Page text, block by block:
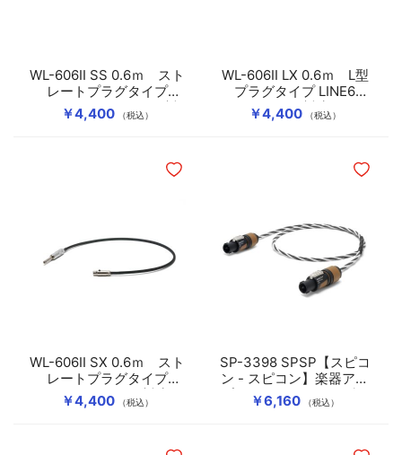
￥4,400 （税込）
WL-606II SS 0.6ｍ スト
レートプラグタイプ
LINE6 G30/G70/G75対
応
￥4,400 （税込）
WL-606II LX 0.6ｍ L型
プラグタイプ LINE6
G50/G90対応
￥4,400 （税込）
WL-606II SX 0.6ｍ スト
レートプラグタイプ
LINE6 G50/G90対応
ほしいものリストに追加
￥6,160 （税込）
SP-3398 SPSP【スピコ
ン - スピコン】楽器アン
プ用スピーカーケーブル
ほしい